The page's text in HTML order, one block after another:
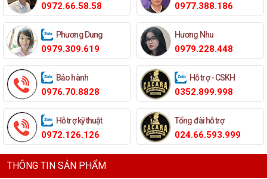
0972.66.58.58 0977.388.186
Phương Dung
0979.309.619
Hương Nhu
0979.228.448
Bảo hành
0976.70.8828
Hỗ trợ - CSKH
0352.899.998
Hỗ trợ kỹ thuật
0972.126.126
Tổng đài hỗ trợ
024.66.593.999
THÔNG TIN SẢN PHẨM